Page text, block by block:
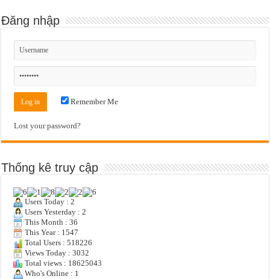
Đăng nhập
Remember Me
Lost your password?
Thống kê truy cập
Users Today : 2
Users Yesterday : 2
This Month : 36
This Year : 1547
Total Users : 518226
Views Today : 3032
Total views : 18625043
Who's Online : 1